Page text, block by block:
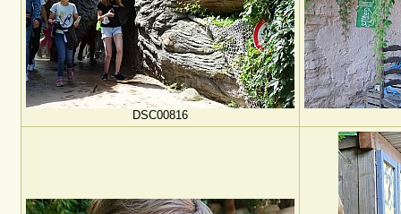
DSC00816